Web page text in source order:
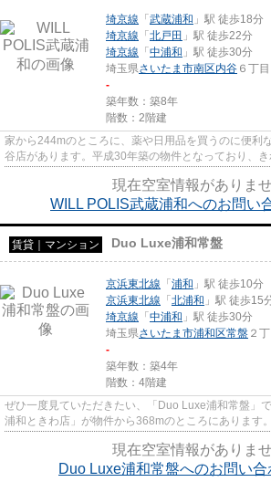
埼京線 「 武蔵浦和 」駅 徒歩18分
埼京線 「 北戸田 」駅 徒歩22分
埼京線 「 中浦和 」駅 徒歩30分
埼玉県さいたま市南区内谷 ６丁目
-
築年数：築8年
階数：2階建
家から244mのところに、薬や日用品を買うのに便利
谷店があります。平成30年築の物件となっており、
現在空室情報がありませ
WILL POLIS武蔵浦和へのお問い
賃貸｜マンション Duo Luxe浦和常盤
京浜東北線 「 浦和 」駅 徒歩10分
京浜東北線 「 北浦和 」駅 徒歩15
埼京線 「 中浦和 」駅 徒歩30分
埼玉県さいたま市浦和区常盤 ２
-
築年数：築4年
階数：4階建
ぜひ一度見ていただきたい、「Duo Luxe浦和常盤」
浦和ときわ店」が物件から368mのところにあります
現在空室情報がありませ
Duo Luxe浦和常盤へのお問い合